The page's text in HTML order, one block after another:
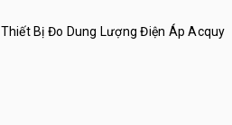
Thiết Bị Đo Dung Lượng Điện Áp Acquy